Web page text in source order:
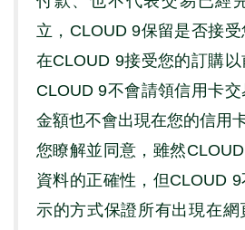
立， CLOUD 9保留是否接受
在CLOUD 9接受您的訂購以
CLOUD 9不會請領信用卡
金額也不會出現在您的信用
您瞭解並同意，雖然
資料的正確性，但CLOUD 9
示的方式保證所有出現在網